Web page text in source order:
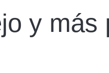
y más